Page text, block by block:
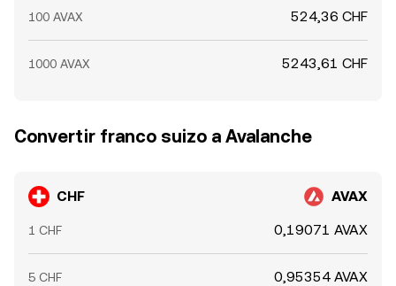
100 AVAX 524,36 CHF
1000 AVAX 5243,61 CHF
Convertir franco suizo a Avalanche
CHF AVAX
1 CHF 0,19071 AVAX
5 CHF 0,95354 AVAX